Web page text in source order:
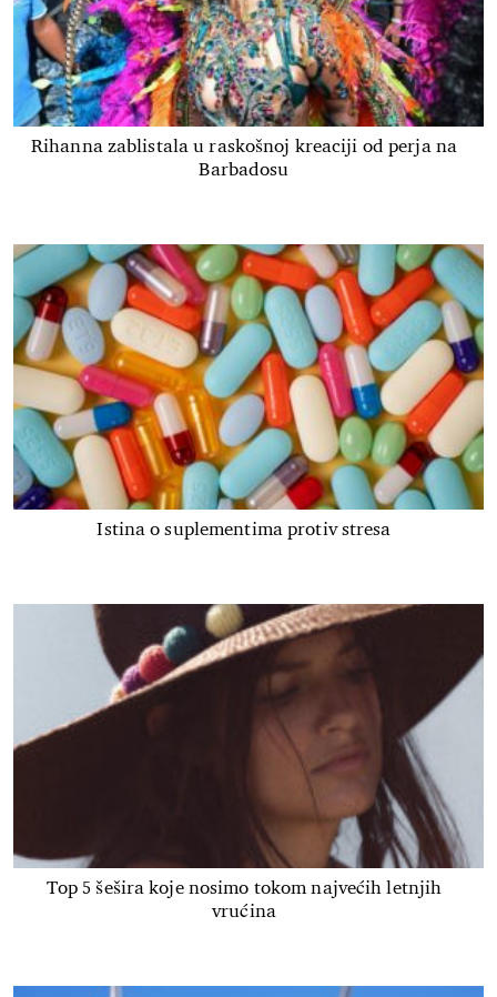
Rihanna zablistala u raskošnoj kreaciji od perja na
Barbadosu
Istina o suplementima protiv stresa
Top 5 šešira koje nosimo tokom najvećih letnjih
vrućina